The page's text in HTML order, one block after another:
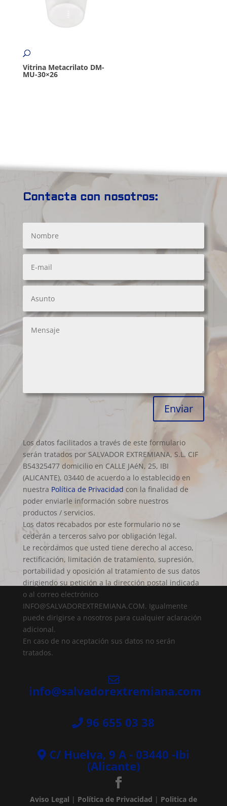
Vitrina Metacrilato DM-
MU-30×26
Contacta con nosotros:
Enviar
Los datos facilitados a través de este formulario
serán tratados por SALVADOR EXTREMIANA, S.L. CIF
B54325477 domicilio en CALLE JAéN, 25, IBI
(ALICANTE), 03440 de acuerdo a lo establecido en
nuestra Política de Privacidad con la finalidad de
poder enviarle información sobre nuestros
productos / servicios.
Los datos recabados por este formulario no se
cederán a terceros salvo por obligación legal.
Le recordamos que usted tiene derecho al acceso,
rectificación, limitación de tratamiento, supresión,
portabilidad y oposición al tratamiento de sus datos
dirigiendo su petición a la dirección postal indicada
o al correo electrónico
INFO@SALVADOREXTREMIANA.COM. Igualmente
puede dirigirse a nosotros para cualquier aclaración
adicional.
En caso de no aceptación sus datos no serán
tratados.
info@salvadorextremiana.com
96 655 03 38
C/ Huelva, 9 A - 03440 -Ibi
(Alicante)
Aviso Legal | Política de Privacidad | Politica de